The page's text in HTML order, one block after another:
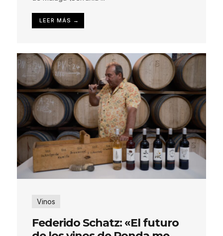
LEER MÁS →
Vinos
Federido Schatz: «El futuro